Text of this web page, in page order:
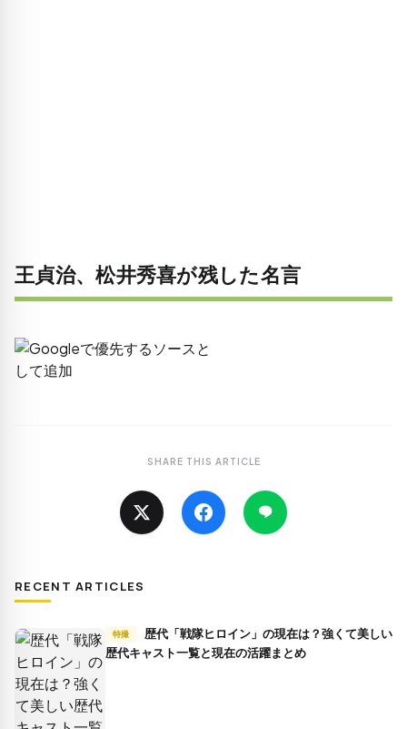
王貞治、松井秀喜が残した名言
SHARE THIS ARTICLE
RECENT ARTICLES
特撮
歴代キャスト一覧と現在の活躍まとめ